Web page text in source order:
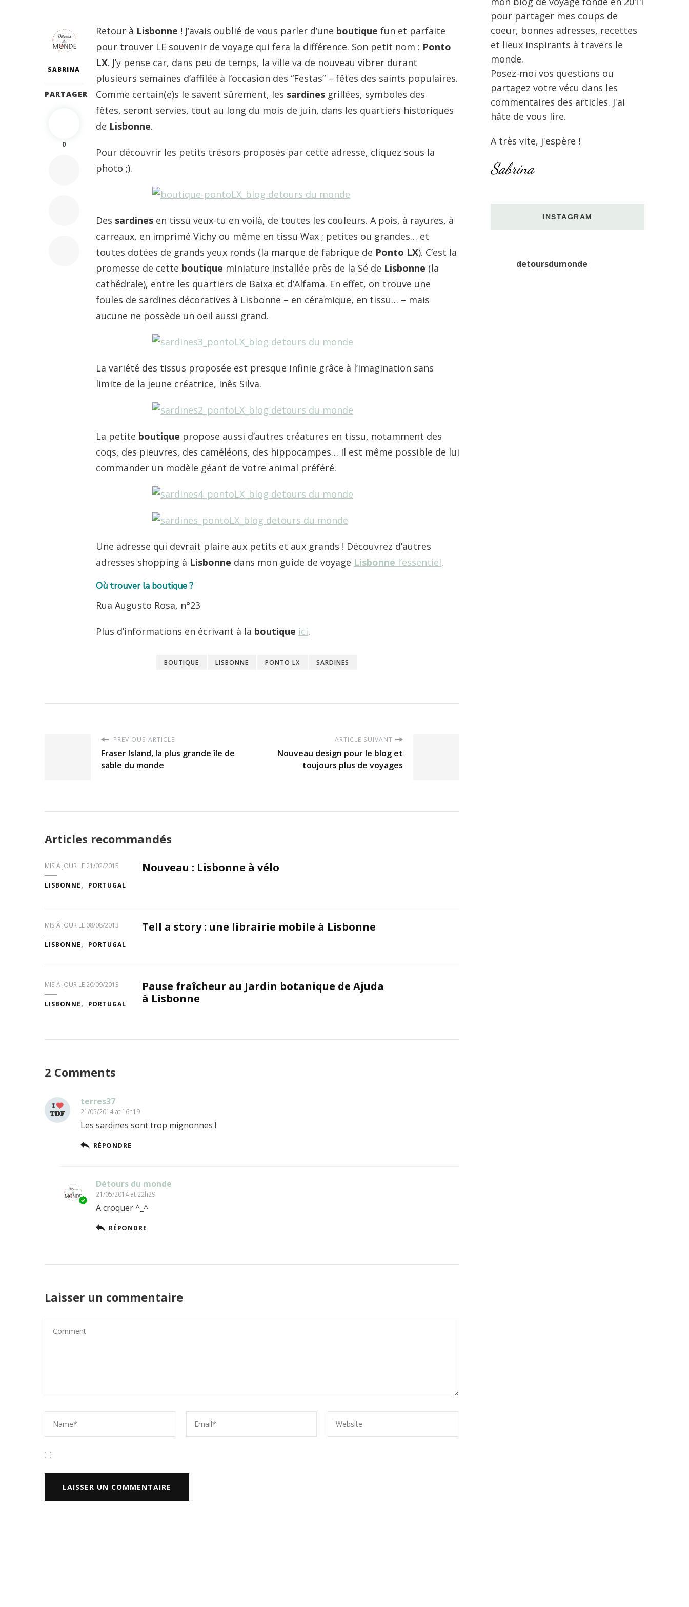
SABRINA
PARTAGER
0
Retour à Lisbonne ! J’avais oublié de vous parler d’une boutique fun et parfaite
pour trouver LE souvenir de voyage qui fera la différence. Son petit nom : Ponto
LX. J’y pense car, dans peu de temps, la ville va de nouveau vibrer durant
plusieurs semaines d’affilée à l’occasion des “Festas” – fêtes des saints populaires.
Comme certain(e)s le savent sûrement, les sardines grillées, symboles des
fêtes, seront servies, tout au long du mois de juin, dans les quartiers historiques
de Lisbonne.
Pour découvrir les petits trésors proposés par cette adresse, cliquez sous la
photo ;).
Des sardines en tissu veux-tu en voilà, de toutes les couleurs. A pois, à rayures, à
carreaux, en imprimé Vichy ou même en tissu Wax ; petites ou grandes… et
toutes dotées de grands yeux ronds (la marque de fabrique de Ponto LX). C’est la
promesse de cette boutique miniature installée près de la Sé de Lisbonne (la
cathédrale), entre les quartiers de Baixa et d’Alfama. En effet, on trouve une
foules de sardines décoratives à Lisbonne – en céramique, en tissu… – mais
aucune ne possède un oeil aussi grand.
La variété des tissus proposée est presque infinie grâce à l’imagination sans
limite de la jeune créatrice, Inês Silva.
La petite boutique propose aussi d’autres créatures en tissu, notamment des
coqs, des pieuvres, des caméléons, des hippocampes… Il est même possible de lui
commander un modèle géant de votre animal préféré.
Une adresse qui devrait plaire aux petits et aux grands ! Découvrez d’autres
adresses shopping à Lisbonne dans mon guide de voyage Lisbonne l’essentiel.
Où trouver la boutique ?
Rua Augusto Rosa, n°23
Plus d’informations en écrivant à la boutique ici.
BOUTIQUE LISBONNE PONTO LX SARDINES
PREVIOUS ARTICLE
Fraser Island, la plus grande île de
sable du monde
ARTICLE SUIVANT
Nouveau design pour le blog et
toujours plus de voyages
Articles recommandés
MIS À JOUR LE 21/02/2015
LISBONNE PORTUGAL
Nouveau : Lisbonne à vélo
MIS À JOUR LE 08/08/2013
LISBONNE PORTUGAL
Tell a story : une librairie mobile à Lisbonne
MIS À JOUR LE 20/09/2013
LISBONNE PORTUGAL
Pause fraîcheur au Jardin botanique de Ajuda
à Lisbonne
2 Comments
terres37
21/05/2014 at 16h19
Les sardines sont trop mignonnes !
RÉPONDRE
Détours du monde
21/05/2014 at 22h29
A croquer ^_^
RÉPONDRE
Laisser un commentaire
pour partager mes coups de
coeur, bonnes adresses, recettes
et lieux inspirants à travers le
monde.
Posez-moi vos questions ou
partagez votre vécu dans les
commentaires des articles. J'ai
hâte de vous lire.
A très vite, j'espère !
Sabrina
INSTAGRAM
detoursdumonde